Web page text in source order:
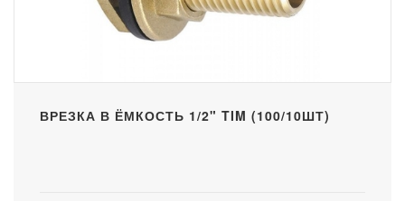
ВРЕЗКА В ЁМКОСТЬ 1/2" TIM (100/10ШТ)